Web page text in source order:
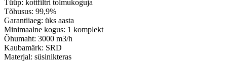
Tüüp: kottfiltri tolmukoguja
Tõhusus: 99,9%
Garantiiaeg: üks aasta
Minimaalne kogus: 1 komplekt
Õhumaht: 3000 m3/h
Kaubamärk: SRD
Materjal: süsinikteras